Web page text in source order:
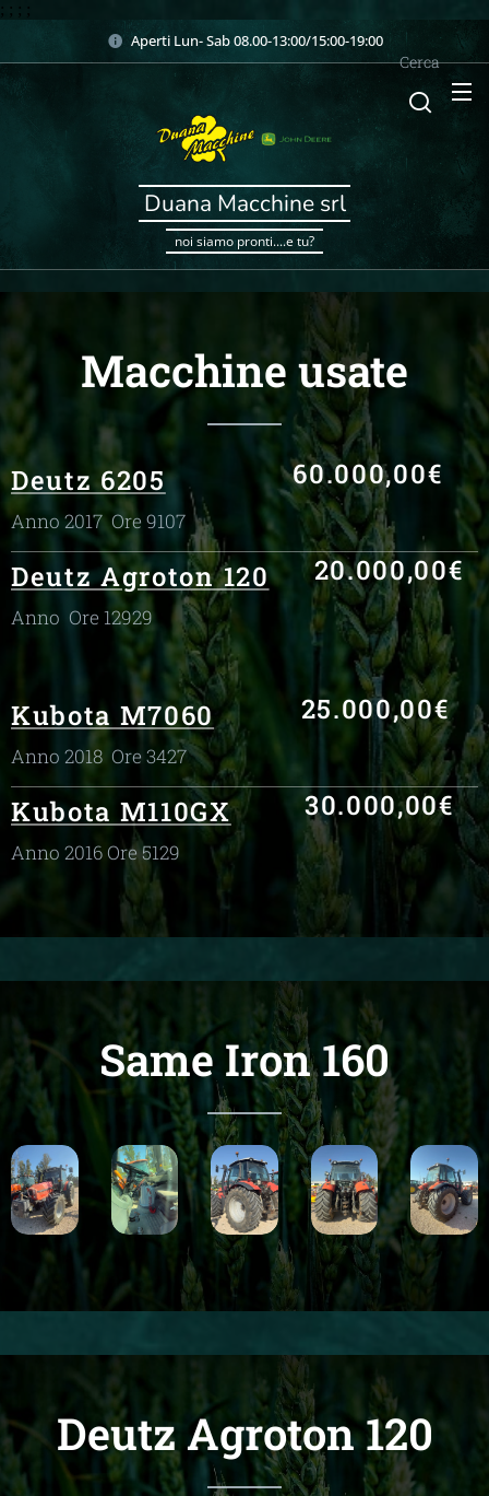
Aperti Lun- Sab 08.00-13:00/15:00-19:00
Duana Macchine srl
noi siamo pronti....e tu?
Cerca
Macchine usate
Deutz 6205
Anno 2017 Ore 9107
60.000,00€
Deutz Agroton 120
Anno Ore 12929
20.000,00€
Kubota M7060
Anno 2018 Ore 3427
25.000,00€
Kubota M110GX
Anno 2016 Ore 5129
30.000,00€
Same Iron 160
Deutz Agroton 120